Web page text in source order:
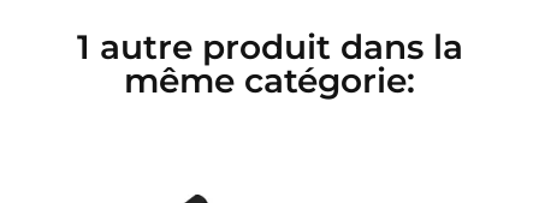
1 autre produit dans la
même catégorie: